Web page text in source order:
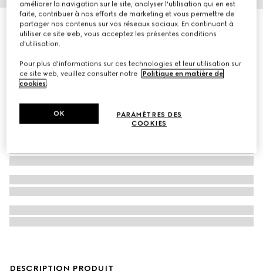
4
Gucci Baume Nourrissant Universel
DESCRIPTION PRODUIT
améliorer la navigation sur le site, analyser l'utilisation qui en est
faite, contribuer à nos efforts de marketing et vous permettre de
partager nos contenus sur vos réseaux sociaux. En continuant à
utiliser ce site web, vous acceptez les présentes conditions
d'utilisation.
Pour plus d'informations sur ces technologies et leur utilisation sur
ce site web, veuillez consulter notre
Politique en matière de
cookies.
PARAMÈTRES DES
COOKIES
OK